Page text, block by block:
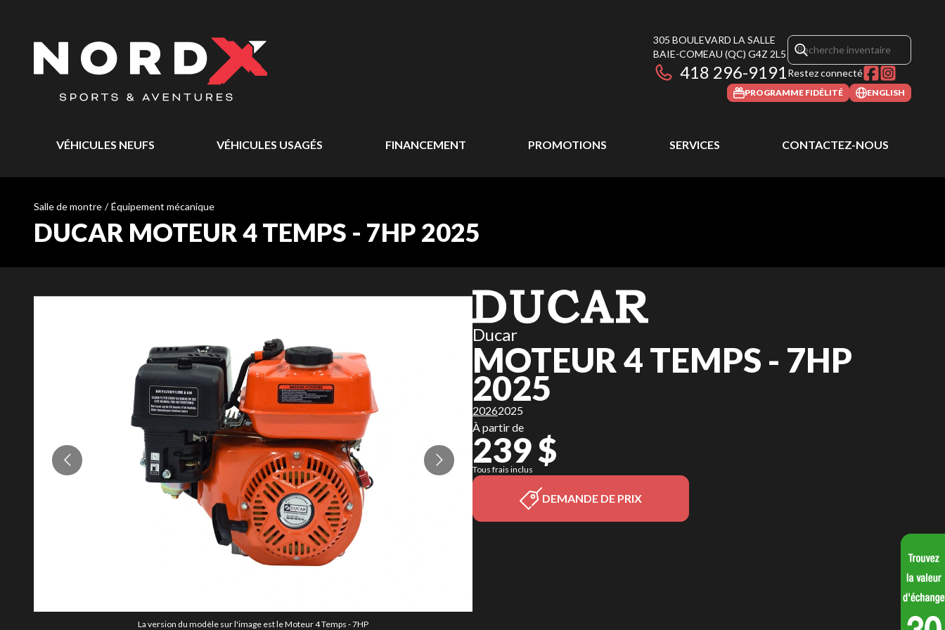
305 BOULEVARD LA SALLE
BAIE-COMEAU (QC) G4Z 2L5
418 296-9191Restez connecté
PROGRAMME FIDÉLITÉ ENGLISH
VÉHICULES NEUFS VÉHICULES USAGÉS FINANCEMENT PROMOTIONS SERVICES CONTACTEZ-NOUS
Salle de montre / Équipement mécanique
DUCAR MOTEUR 4 TEMPS - 7HP 2025
La version du modèle sur l'image est le Moteur 4 Temps - 7HP
Ducar
MOTEUR 4 TEMPS - 7HP
2025
20262025
À partir de
239 $
Tous frais inclus
DEMANDE DE PRIX